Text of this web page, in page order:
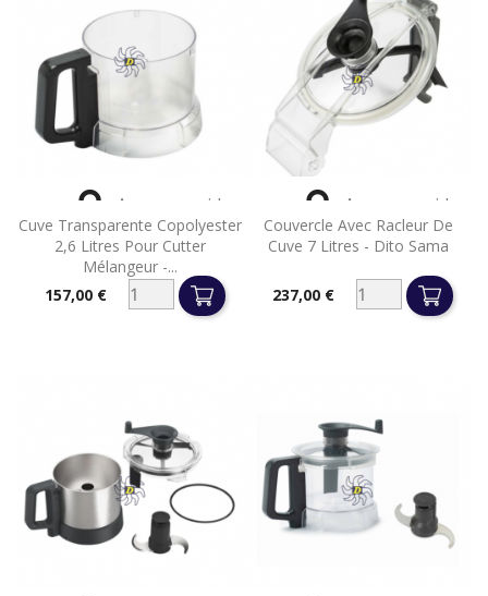
Cuve Transparente Copolyester
2,6 Litres Pour Cutter
Mélangeur -...
Prix157,00 €
 Aperçu rapide
Couvercle Avec Racleur De
Cuve 7 Litres - Dito Sama
Prix237,00 €
 Aperçu rapide